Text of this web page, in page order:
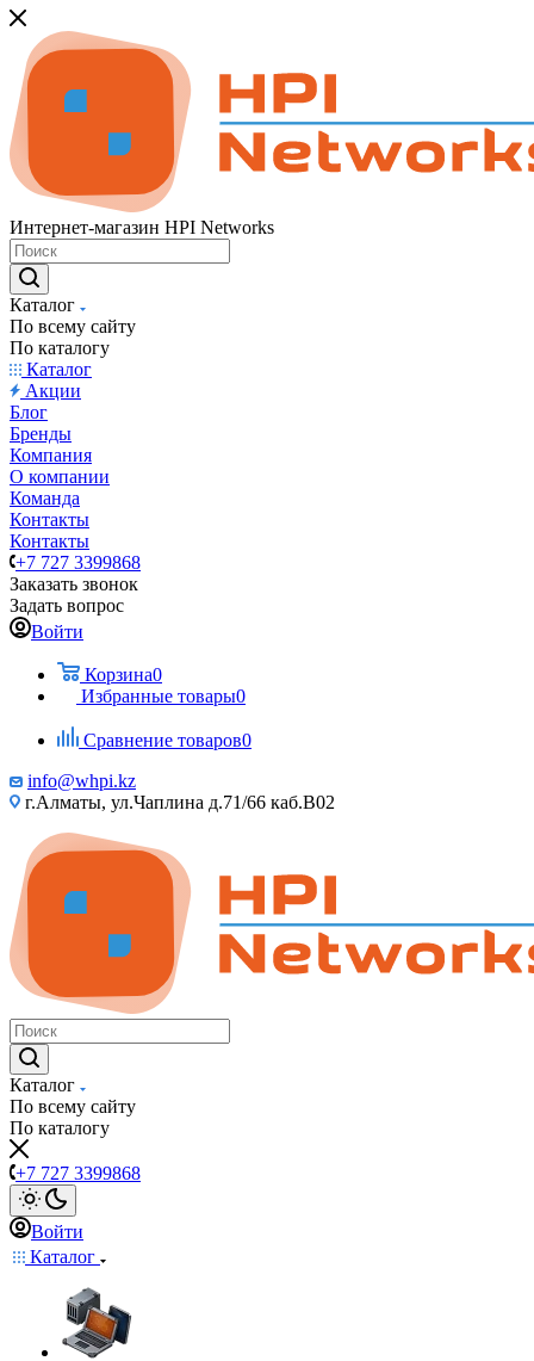
Интернет-магазин HPI Networks
Каталог
По всему сайту
По каталогу
Каталог
Акции
Блог
Бренды
Компания
О компании
Команда
Контакты
Контакты
+7 727 3399868
Заказать звонок
Задать вопрос
Войти
Корзина0
Избранные товары0
Сравнение товаров0
info@whpi.kz
г.Алматы, ул.Чаплина д.71/66 каб.B02
Каталог
По всему сайту
По каталогу
+7 727 3399868
Войти
Каталог